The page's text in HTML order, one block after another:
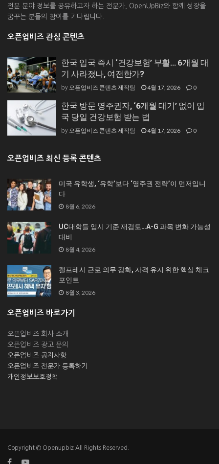
전문 분야 정보를 공유하고자 하는 전문가, OpenUpBiz와 함께 성장을
꿈꾸는 분들의 참여를 기다립니다.
오픈업비즈 관심 콘텐츠
한국 입국 즉시 ‘건강보험’ 부활… 6개월 대
기 사라졌나, 여전한가?
by 오픈업비즈 콘텐츠 제작팀 4월 17, 2026 0
한국 방문 영주권자, ‘6개월 대기’ 없이 입
국 당일 건강보험 받는 법
by 오픈업비즈 콘텐츠 제작팀 4월 17, 2026 0
오픈업비즈 최신 등록 콘텐츠
미국 유학생, ‘유학’보다 ‘영주권 전략’이 먼저입니
다
8월 6, 2026
UC대학들 입시 기준 재검토…A-G 과목 변화 가능성
대비
8월 4, 2026
캘프레시 근로 의무 강화, 자격 유지 위한 핵심 체크
포인트
8월 3, 2026
오픈업비즈 바로가기
오픈업비즈 회사 소개
오픈업비즈 광고 문의
오픈업비즈 공지사항
오픈업비즈 전문가 등록하기
개인정보보호정책
Copyright © Openupbiz All Rights Reserved.